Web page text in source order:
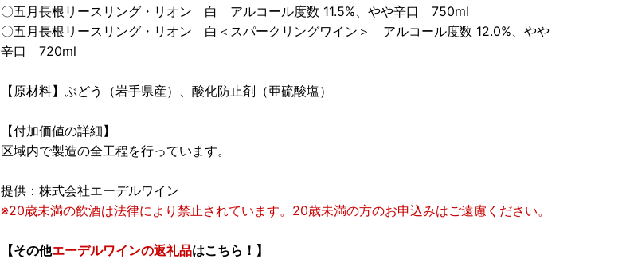
〇五月長根リースリング・リオン 白 アルコール度数 11.5%、やや辛口 750ml
〇五月長根リースリング・リオン 白＜スパークリングワイン＞ アルコール度数 12.0%、やや
辛口 720ml
【原材料】ぶどう（岩手県産）、酸化防止剤（亜硫酸塩）
【付加価値の詳細】
区域内で製造の全工程を行っています。
提供：株式会社エーデルワイン
※20歳未満の飲酒は法律により禁止されています。20歳未満の方のお申込みはご遠慮ください。
【その他エーデルワインの返礼品はこちら！】